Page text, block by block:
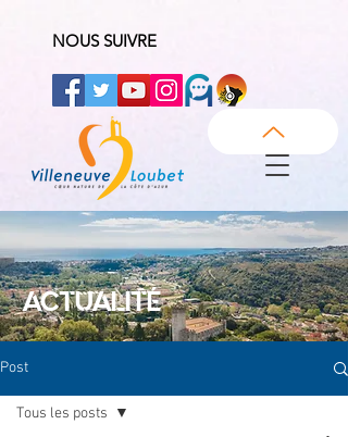
NOUS SUIVRE
ACTUALITÉ
Post
Tous les posts